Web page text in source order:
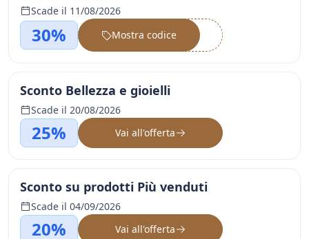
Scade il 11/08/2026
30% ••••••
Mostra codice
Sconto Bellezza e gioielli
Scade il 20/08/2026
25% Vai all'offerta
Sconto su prodotti Più venduti
Scade il 04/09/2026
20% Vai all'offerta